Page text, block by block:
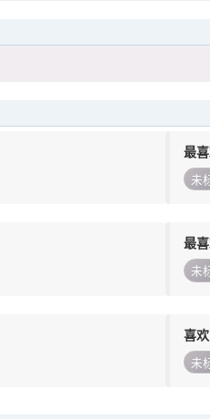
最
未
最
未
喜
未